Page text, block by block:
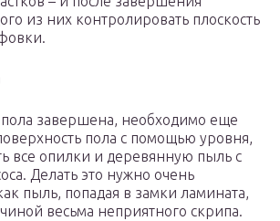
из них контролировать плоскость
пола завершена, необходимо еще
пола с помощью уровня,
все опилки и деревянную пыль с
Делать это нужно очень
пыль, попадая в замки ламината,
весьма неприятного скрипа.